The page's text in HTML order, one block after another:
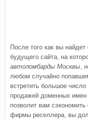
После того как вы
будущего сайта, на
автоломбарды Москвы,
любом случайно
встретить большое
продажей доменных имен
позволит вам
фирмы реселлера, вы